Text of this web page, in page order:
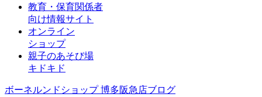
教育・保育関係者
向け情報サイト
オンライン
ショップ
親子のあそび場
キドキド
ボーネルンドショップ 博多阪急店ブログ